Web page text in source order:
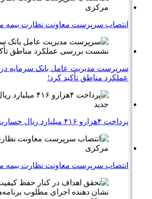
انتصاب سرپرست معاونت نظارت بیمه
سرپرست مدیریت عامل بانک سرمایه
عملکرد مناطق تأکید کرد؛
پرداخت ۴هزارو ۴۱۶ میلیارد ریال خسارت جدید
انتصاب سرپرست معاونت نظارت بیمه